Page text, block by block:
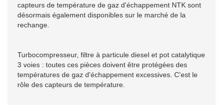
capteurs de température de gaz d'échappement NTK sont
désormais également disponibles sur le marché de la
rechange.
Turbocompresseur, filtre à particule diesel et pot catalytique
3 voies : toutes ces pièces doivent être protégées des
températures de gaz d'échappement excessives. C'est le
rôle des capteurs de température.